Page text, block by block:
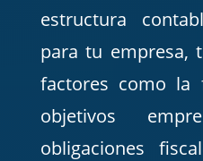
estructura
para tu empresa,
factores como la
objetivos
obligaciones